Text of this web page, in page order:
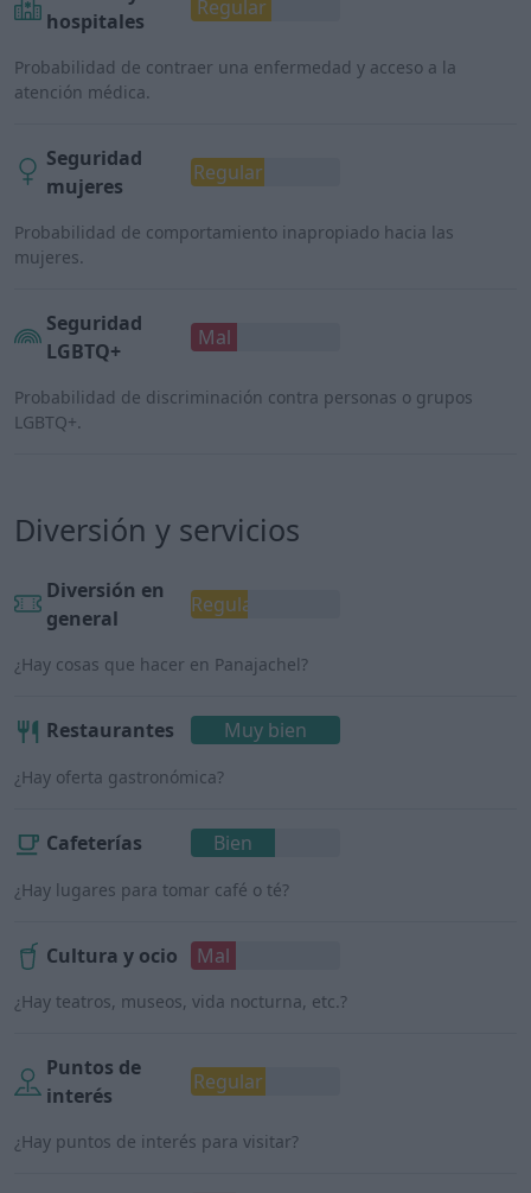
hospitales
Regular
Probabilidad de contraer una enfermedad y acceso a la
atención médica.
Seguridad
mujeres
Regular
Probabilidad de comportamiento inapropiado hacia las
mujeres.
Seguridad
LGBTQ+
Mal
Probabilidad de discriminación contra personas o grupos
LGBTQ+.
Diversión y servicios
Diversión en
general
Regular
¿Hay cosas que hacer en Panajachel?
Restaurantes Muy bien
¿Hay oferta gastronómica?
Cafeterías Bien
¿Hay lugares para tomar café o té?
Cultura y ocio Mal
¿Hay teatros, museos, vida nocturna, etc.?
Puntos de
interés
Regular
¿Hay puntos de interés para visitar?